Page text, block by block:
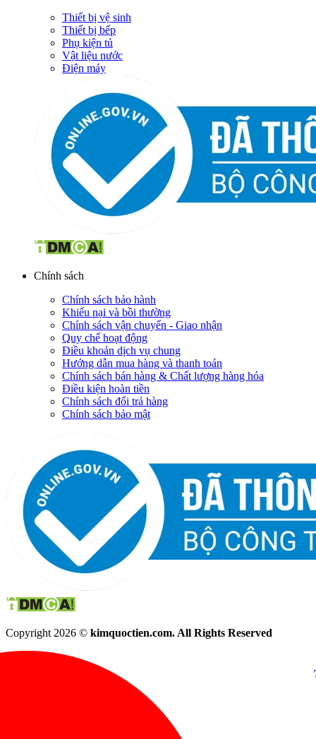
Thiết bị vệ sinh
Thiết bị bếp
Phụ kiện tủ
Vật liệu nước
Điện máy
Chính sách
Chính sách bảo hành
Khiếu nại và bồi thường
Chính sách vận chuyển - Giao nhận
Quy chế hoạt động
Điều khoản dịch vụ chung
Hướng dẫn mua hàng và thanh toán
Chính sách bán hàng & Chất lượng hàng hóa
Điều kiện hoàn tiền
Chính sách đổi trả hàng
Chính sách bảo mật
Copyright 2026 © kimquoctien.com. All Rights Reserved
(8h00 - 21h30)
(8h00 -